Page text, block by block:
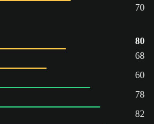
70
80
68
60
78
82